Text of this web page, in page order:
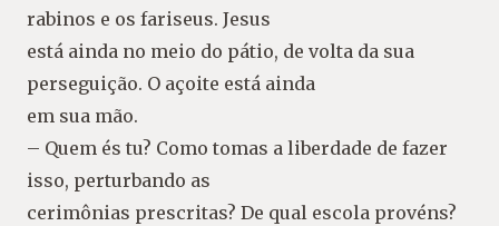
rabinos e os fariseus. Jesus
está ainda no meio do pátio, de volta da sua
perseguição. O açoite está ainda
em sua mão.
– Quem és tu? Como tomas a liberdade de fazer
isso, perturbando as
cerimônias prescritas? De qual escola provéns?